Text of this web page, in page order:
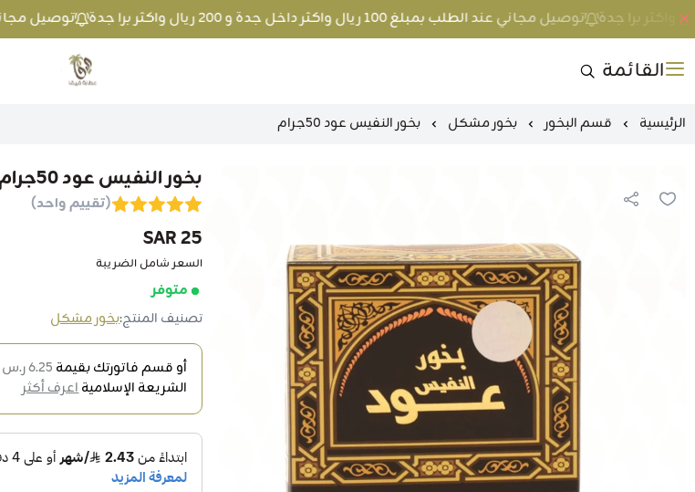
توصيل مجاني عند الطلب بمبلغ 100 ريال واكثر داخل جدة و 200 ريال واكثر برا جدة توصيل مجاني عند الطلب بمبلغ
القائمة متجر عطارة فيفا
الرئيسية قسم البخور بخور مشكل بخور النفيس عود 50جرام
بخور النفيس عود 50جرام
(تقييم واحد)
25 SAR
السعر شامل الضريبة
متوفر
تصنيف المنتج:بخور مشكل
أو قسم فاتورتك بقيمة 6.25 ر.س
الشريعة الإسلاميةاعرف أكثر